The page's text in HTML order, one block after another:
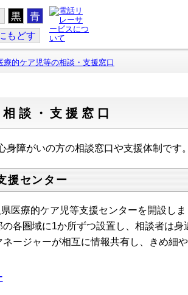
黒 青
もどす
療的ケア児等の相談・支援窓口
談・支援窓口
身障がいの方の相談窓口や支援体制です。
援センター
医療的ケア児等支援センターを開設し
の各圏域に1か所ずつ設置し、相談者は
ージャーが相互に情報共有し、きめ細